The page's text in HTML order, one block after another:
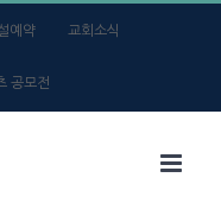
예약 교회소식
공모전